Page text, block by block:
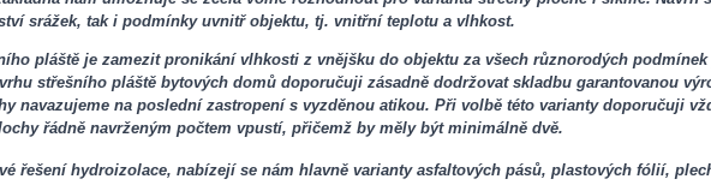
srážek, tak i podmínky uvnitř objektu, tj. vnitřní teplotu a vlhkost.
pláště je zamezit pronikání vlhkosti z vnějšku do objektu za všech různorodých
střešního pláště bytových domů doporučuji zásadně dodržovat skladbu garantovanou
navazujeme na poslední zastropení s vyzděnou atikou. Při volbě této varianty doporučuji
řádně navrženým počtem vpustí, přičemž by měly být minimálně dvě.
řešení hydroizolace, nabízejí se nám hlavně varianty asfaltových pásů, plastových fólií,